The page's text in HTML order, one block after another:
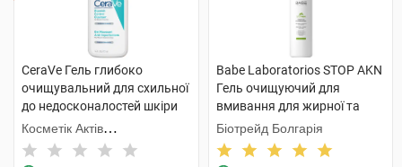
CeraVe Гель глибоко
очищувальний для схильної
до недосконалостей шкіри
обличчя та тіла 473 мл 1
флакон
Косметік Актів
Інтернаціональ
Babe Laboratorios STOP AKN
Гель очищуючий для
вмивання для жирної та
проблемної шкіри 400 мл 1
флакон
Біотрейд Болгарія